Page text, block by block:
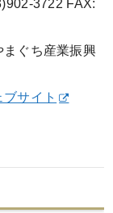
3722 FAX:
ぐち産業振興
サイト